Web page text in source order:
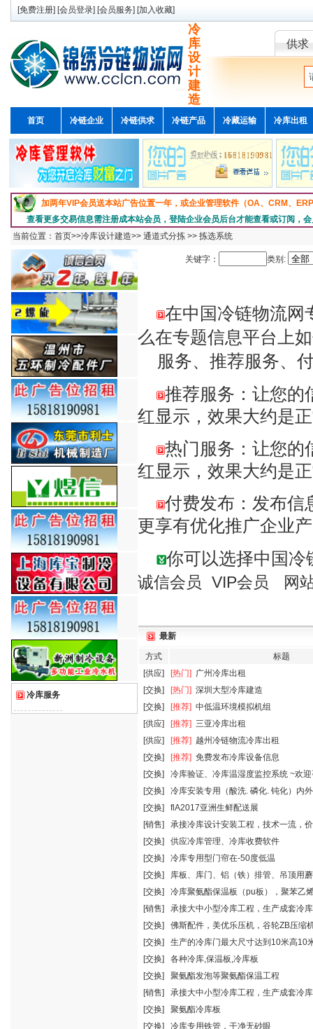
[免费注册] [会员登录] [会员服务] [加入收藏]
冷
库
设
计
建
造
供求
首页 冷链企业 冷链供求 冷链产品 冷藏运输 冷库出租
加两年VIP会员送本站广告位置一年，或企业管理软件（OA、CRM、
查看更多交易信息需注册成本站会员，登陆企业会员后台才能查看或订阅，会
当前位置： 首页>>冷库设计建造>> 通道式分拣 >> 拣选系统
冷库服务
关键字： 类别:
在中国冷链物流网
么在专题信息平台上
服务、推荐服务、
推荐服务：让您的
红显示，效果大约是
热门服务：让您的
红显示，效果大约是
付费发布：发布信
更享有优化推广企业
你可以选择中国冷
诚信会员 VIP会员 网
最新
方式
标题
[供应]
[热门] 广州冷库出租
[交换]
[热门] 深圳大型冷库建造
[交换]
[推荐] 中低温环境模拟机组
[供应]
[推荐] 三亚冷库出租
[供应]
[推荐] 越州冷链物流冷库出租
[交换]
[推荐] 免费发布冷库设备信息
[交换]
冷库验证、冷库温湿度监控系统 ~欢
[交换]
冷库安装专用（酸洗. 磷化. 钝化）内外
[交换]
flA2017亚洲生鲜配送展
[销售]
承接冷库设计安装工程，技术一流，
[交换]
供应冷库管理、冷库收费软件
[交换]
冷库专用型门帘在-50度低温
[交换]
库板、库门、铝（铁）排管、吊顶用
[交换]
冷库聚氨酯保温板（pu板），聚苯乙
[销售]
承接大中小型冷库工程，生产成套冷
[交换]
佛斯配件，美优乐压机，谷轮ZB压缩
[交换]
生产的冷库门最大尺寸达到10米高10
[交换]
各种冷库,保温板,冷库板
[交换]
聚氨酯发泡等聚氨酯保温工程
[销售]
承接大中小型冷库工程，生产成套冷
[交换]
聚氨酯冷库板
[交换]
冷库专用铁管，干净无砂眼